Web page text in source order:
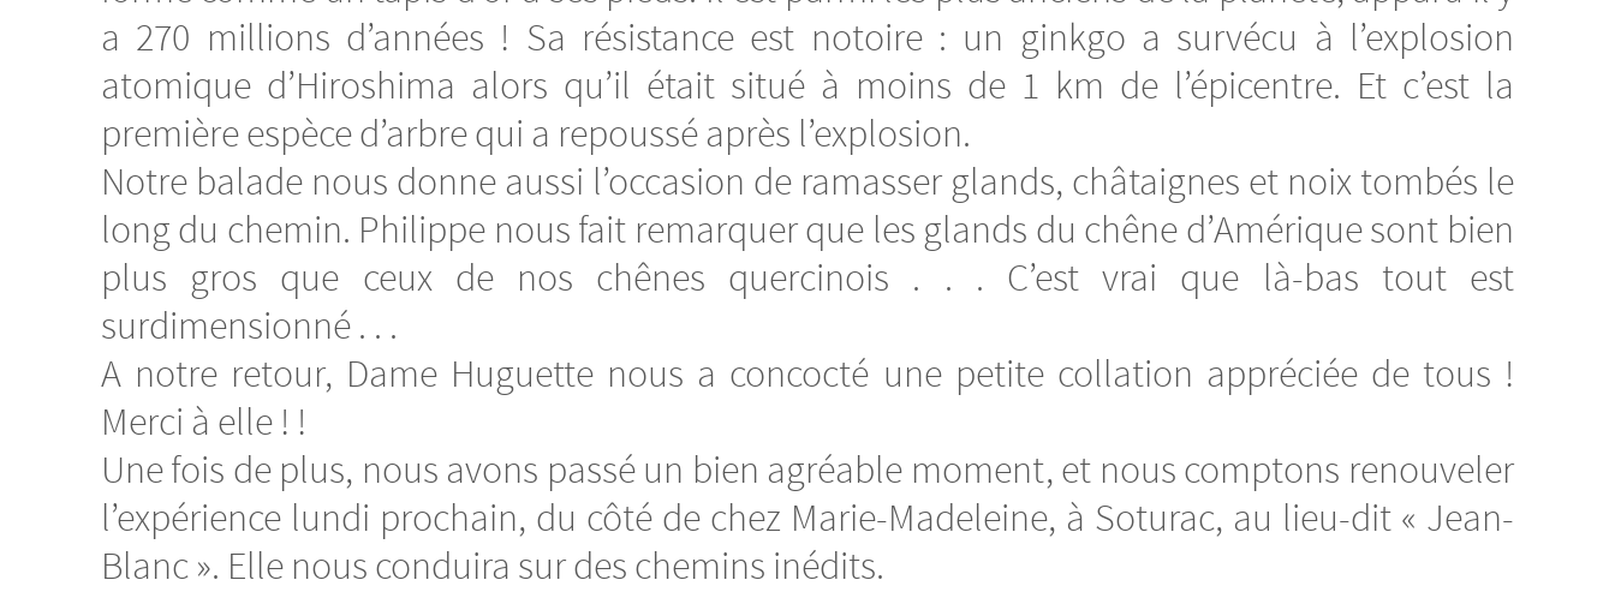
a 270 millions d’années ! Sa résistance est notoire : un ginkgo a survécu à l’explosion
atomique d’Hiroshima alors qu’il était situé à moins de 1 km de l’épicentre. Et c’est la
première espèce d’arbre qui a repoussé après l’explosion.
Notre balade nous donne aussi l’occasion de ramasser glands, châtaignes et noix tombés le
long du chemin. Philippe nous fait remarquer que les glands du chêne d’Amérique sont bien
plus gros que ceux de nos chênes quercinois . . . C’est vrai que là-bas tout est
surdimensionné . . .
A notre retour, Dame Huguette nous a concocté une petite collation appréciée de tous !
Merci à elle ! !
Une fois de plus, nous avons passé un bien agréable moment, et nous comptons renouveler
l’expérience lundi prochain, du côté de chez Marie-Madeleine, à Soturac, au lieu-dit « Jean-
Blanc ». Elle nous conduira sur des chemins inédits.